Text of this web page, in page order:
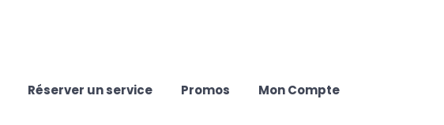
Réserver un service Promos Mon Compte